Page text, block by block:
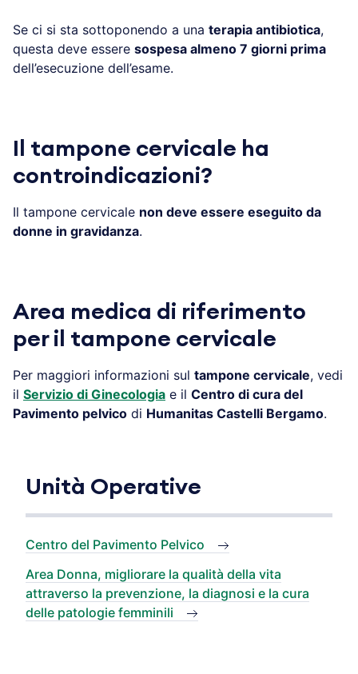
Se ci si sta sottoponendo a una terapia antibiotica,
questa deve essere sospesa almeno 7 giorni prima
dell’esecuzione dell’esame.
Il tampone cervicale ha
controindicazioni?
Il tampone cervicale non deve essere eseguito da
donne in gravidanza.
Area medica di riferimento
per il tampone cervicale
Per maggiori informazioni sul tampone cervicale, vedi
il Servizio di Ginecologia e il Centro di cura del
Pavimento pelvico di Humanitas Castelli Bergamo.
Unità Operative
Centro del Pavimento Pelvico
Area Donna, migliorare la qualità della vita
attraverso la prevenzione, la diagnosi e la cura
delle patologie femminili